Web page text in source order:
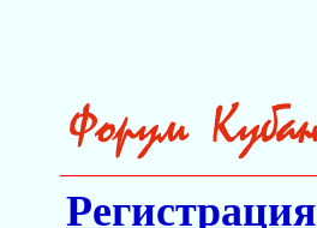
Регистрация